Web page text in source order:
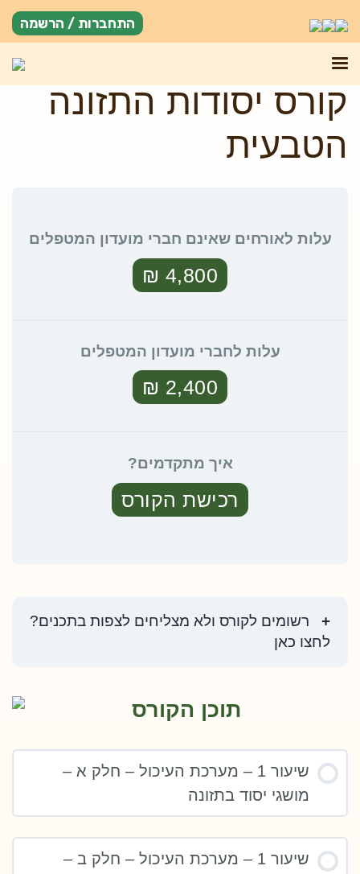
התחברות / הרשמה
קורס יסודות התזונה
הטבעית
עלות לאורחים שאינם חברי מועדון המטפלים
4,800 ₪
עלות לחברי מועדון המטפלים
2,400 ₪
איך מתקדמים?
רכישת הקורס
רשומים לקורס ולא מצליחים לצפות בתכנים?
לחצו כאן
תוכן הקורס
שיעור 1 – מערכת העיכול – חלק א –
מושגי יסוד בתזונה
שיעור 1 – מערכת העיכול – חלק ב –